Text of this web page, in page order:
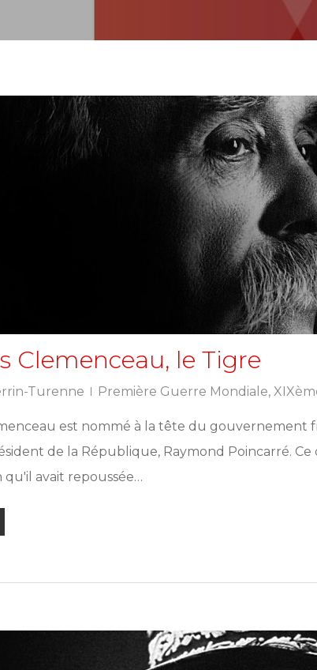
Clemenceau, le Tigre
Turenne Première Guerre Mondiale,
est nommé à la tête du gouvernement
de la République, Raymond Poincarré. Ce
qu'il avait repoussée…